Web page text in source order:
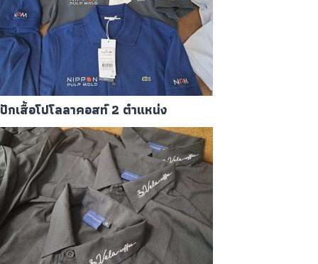
ปักเสื้อโปโลลาคอสท์ 2 ตำแหน่ง